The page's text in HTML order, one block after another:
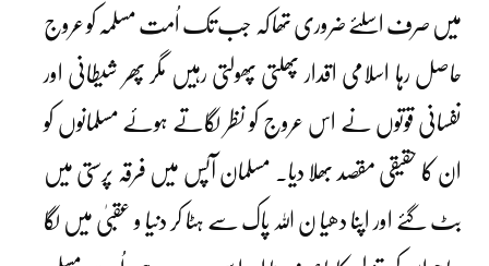
میں صرف اسلئے ضروری تھا کہ جب تک اُمت مسلمہ کو عروج
حاصل رہا اسلامی اقدار پھلتی پھولتی رہیں مگر پھر شیطانی اور
نفسانی قوتوں نے اس عروج کو نظر لگاتے ہوئے مسلمانوں کو
ان کا حقیقی مقصد بھلا دیا۔ مسلمان آپس میں فرقہ پرستی میں
بٹ گئے اور اپنا دھیا ن اللہ پاک سے ہٹا کر دنیا و عقبیٰ میں لگا